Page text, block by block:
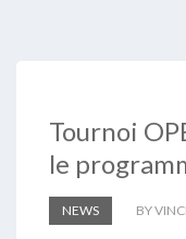
Tournoi
le
NEWS BY